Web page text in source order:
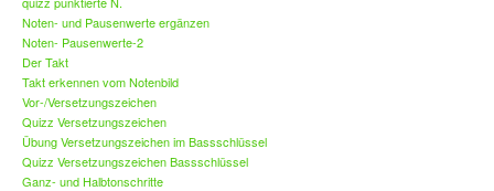
Noten- und Pausenwerte ergänzen
Noten- Pausenwerte-2
Der Takt
Takt erkennen vom Notenbild
Vor-/Versetzungszeichen
Quizz Versetzungszeichen
Übung Versetzungszeichen im Bassschlüssel
Quizz Versetzungszeichen Bassschlüssel
Ganz- und Halbtonschritte